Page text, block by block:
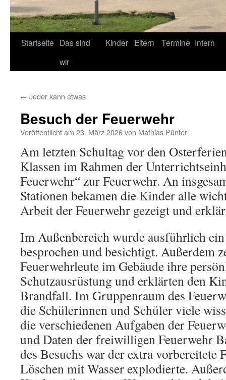
Startseite Das sind
wir
Kinder Eltern Termine Intern
← Jeder kann etwas
Besuch der Feuerwehr
Veröffentlicht am 23. März 2026von Mathias Pünter
Am letzten Schultag vor den
Klassen im Rahmen der
Feuerwehr“ zur Feuerwehr. An
Stationen bekamen die Kinder alle
Arbeit der Feuerwehr gezeigt und
Im Außenbereich wurde ausführlich
besprochen und besichtigt. Außerdem
Feuerwehrleute im Gebäude ihre
Schutzausrüstung und erklärten den
Brandfall. Im Gruppenraum des
die Schülerinnen und Schüler viele
die verschiedenen Aufgaben der
und Daten der freiwilligen Feuerwehr
des Besuchs war der extra vorbereitete
Löschen mit Wasser explodierte.